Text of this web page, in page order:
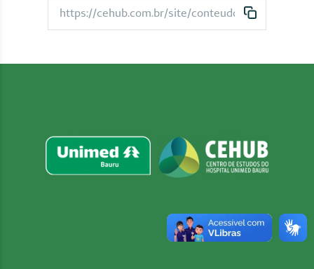
https://cehub.com.br/site/conteudo/147-